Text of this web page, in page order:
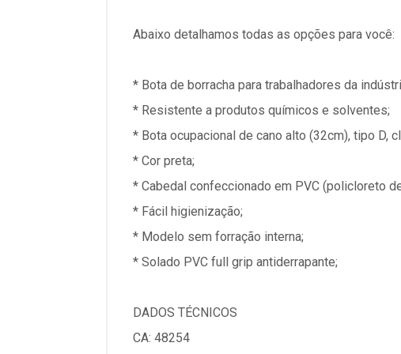
Abaixo detalhamos todas as opções para você:
* Bota de borracha para trabalhadores da
* Resistente a produtos químicos e solventes;
* Bota ocupacional de cano alto (32cm), tipo D,
* Cor preta;
* Cabedal confeccionado em PVC (policloreto
* Fácil higienização;
* Modelo sem forração interna;
* Solado PVC full grip antiderrapante;
DADOS TÉCNICOS
CA: 48254